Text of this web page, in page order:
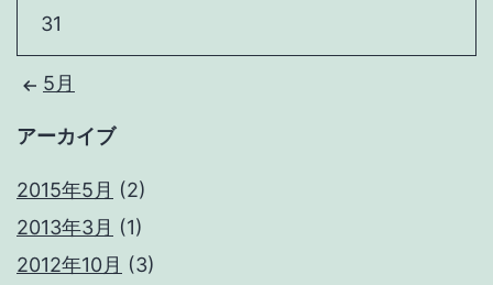
31
5月
アーカイブ
2015年5月 (2)
2013年3月 (1)
2012年10月 (3)